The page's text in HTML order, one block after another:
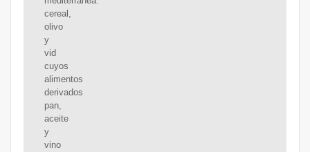
cereal,
olivo
y
vid
cuyos
alimentos
derivados
pan,
aceite
y
vino